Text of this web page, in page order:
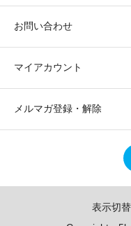
お問い合わせ
マイアカウント
メルマガ登録・解除
表示切